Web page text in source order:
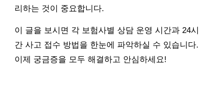
리하는 것이 중요합니다.
이 글을 보시면 각 보험사별 상담 운영 시간과 24시
간 사고 접수 방법을 한눈에 파악하실 수 있습니다.
이제 궁금증을 모두 해결하고 안심하세요!